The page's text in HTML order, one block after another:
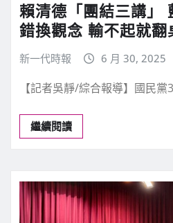
賴清德「團結三講」
錯換觀念 輸不起就翻
新一代時報 6 月 30, 2025
【記者吳靜/綜合報導】國民
繼續閱讀